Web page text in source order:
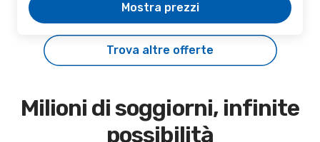
Mostra prezzi
Trova altre offerte
Milioni di soggiorni, infinite
possibilità